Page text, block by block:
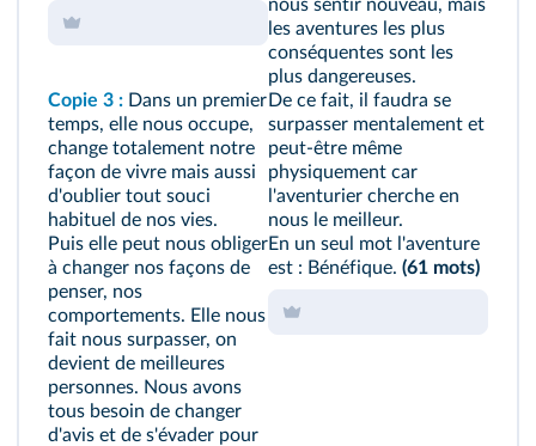
Copie 3 : Dans un premier
temps, elle nous occupe,
change totalement notre
façon de vivre mais aussi
d'oublier tout souci
habituel de nos vies.
Puis elle peut nous obliger
à changer nos façons de
penser, nos
comportements. Elle nous
fait nous surpasser, on
devient de meilleures
personnes. Nous avons
tous besoin de changer
d'avis et de s'évader pour
nous sentir nouveau, mais
les aventures les plus
conséquentes sont les
plus dangereuses.
De ce fait, il faudra se
surpasser mentalement et
peut‑être même
physiquement car
l'aventurier cherche en
nous le meilleur.
En un seul mot l'aventure
est : Bénéfique. (61 mots)